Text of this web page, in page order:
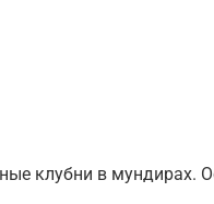
клубни в мундирах.